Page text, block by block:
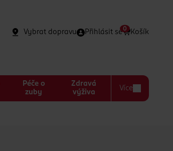
Vybrat dopravu Přihlásit se Košík
0
Péče o
zuby
Zdravá
výživa
Více